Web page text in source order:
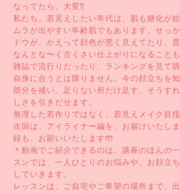
なってたら、大変⁉️
私たち、若見えしたい年代は、肌も糖化が
ムラが出やすい年齢肌でもあります。せっ
ドウが、かえって顔色が悪く見えてたり、
なんとな〜く古くさい仕上がりになることも
雑誌で流行りだったり、ランキングを見て
自身に合うとは限りません。今の顔立ちを
部分を補い、足りない所だけ足す、そうす
しさを引きだせます。
無理した若作りではなく、若見えメイク目指
次回は、アイライナー編を、お届けいたし
録も、お願いいたします🤲
＊動画でご紹介できるのは、講座のほんの
スンでは、一人ひとりのお悩みや、お顔立
していきます。
レッスンは、ご自宅やご希望の場所まで、